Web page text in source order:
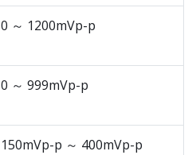
0 ～ 1200mVp-p
0 ～ 999mVp-p
150mVp-p ～ 400mVp-p